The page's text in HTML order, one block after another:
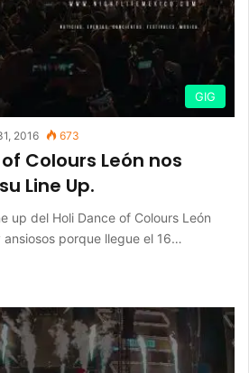
GIG
2016 673
Colours León nos
Line Up.
up del Holi Dance of Colours León
porque llegue el 16…